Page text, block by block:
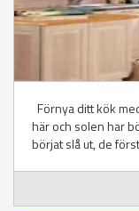
Förnya ditt kök
här och solen har
börjat slå ut, de